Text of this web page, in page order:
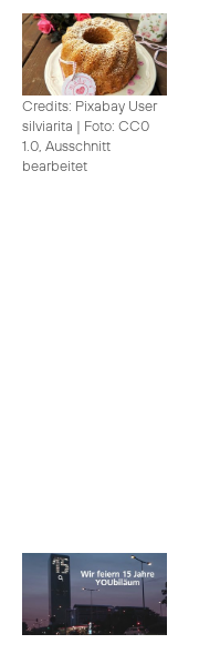
Credits: Pixabay User
silviarita | Foto: CC0
1.0, Ausschnitt
bearbeitet